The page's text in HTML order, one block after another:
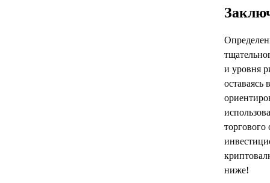
и уровня
ниже!